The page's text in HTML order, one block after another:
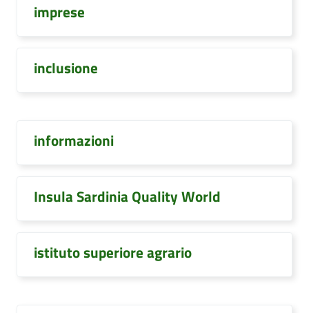
imprese
inclusione
informazioni
Insula Sardinia Quality World
istituto superiore agrario